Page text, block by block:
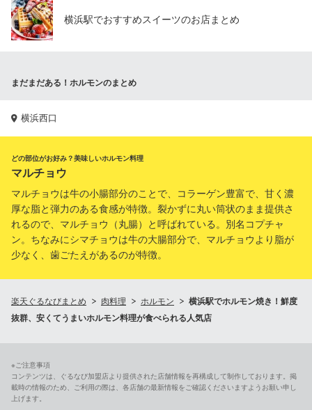
横浜駅でおすすめスイーツのお店まとめ
まだまだある！ホルモンのまとめ
横浜西口
どの部位がお好み？美味しいホルモン料理
マルチョウ
マルチョウは牛の小腸部分のことで、コラーゲン豊富で、甘く濃
厚な脂と弾力のある食感が特徴。裂かずに丸い筒状のまま提供さ
れるので、マルチョウ（丸腸）と呼ばれている。別名コプチャ
ン。ちなみにシマチョウは牛の大腸部分で、マルチョウより脂が
少なく、歯ごたえがあるのが特徴。
楽天ぐるなびまとめ 肉料理 ホルモン
横浜駅でホルモン焼き！鮮度
抜群、安くてうまいホルモン料理が食べられる人気店
※ご注意事項
コンテンツは、ぐるなび加盟店より提供された店舗情報を再構成して制作しております。掲
載時の情報のため、ご利用の際は、各店舗の最新情報をご確認くださいますようお願い申し
上げます。